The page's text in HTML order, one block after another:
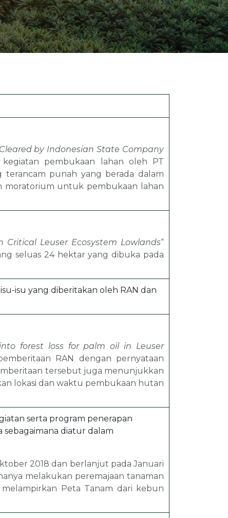
Ekstraksi
Program
by Indonesian State Company
pembukaan lahan oleh PT
terancam punah yang berada dalam
moratorium untuk pembukaan lahan
Critical Leuser Ecosystem Lowlands“
seluas 24 hektar yang dibuka pada
isu yang diberitakan oleh RAN dan
forest loss for palm oil in Leuser
RAN dengan pernyataan
tersebut juga menunjukkan
lokasi dan waktu pembukaan hutan
serta program penerapan
diatur dalam
2018 dan berlanjut pada Januari
melakukan peremajaan tanaman
Peta Tanam dari kebun